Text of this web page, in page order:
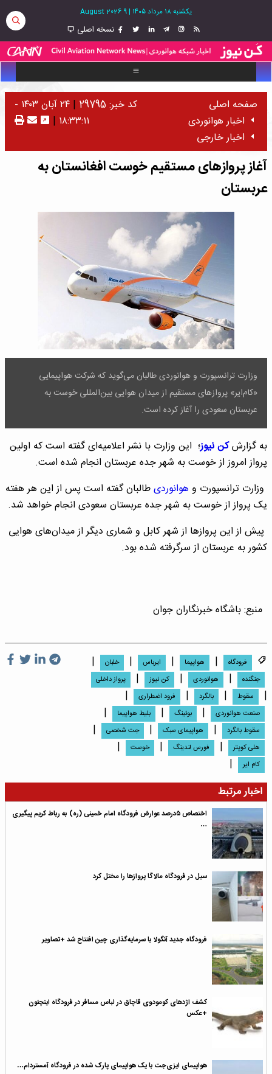
یکشنبه ۱۸ مرداد ۱۴۰۵ |
9 August 2026
نسخه اصلی
صفحه اصلی
اخبار هوانوردی
اخبار خارجی
کد خبر: 29795 |
۲۴ آبان ۱۴۰۳ -
۱۸:۳۳:۱۱ |
آغاز پروازهای مستقیم خوست افغانستان به
عربستان
وزارت ترانسپورت و هوانوردی طالبان می‌گوید که شرکت هواپیمایی
«کام‌ایر» پروازهای مستقیم از میدان هوایی بین‌المللی خوست به
عربستان سعودی را آغاز کرده است.
به گزارشکن نیوز؛ این وزارت با نشر اعلامیه‌‌ای گفته است که اولین
پرواز امروز از خوست به شهر جده عربستان انجام شده است.
وزارت ترانسپورت و هوانوردیطالبان گفته است پس از این هر هفته
یک پرواز از خوست به شهر جده عربستان سعودی انجام خواهد شد.
پیش از این پروازها از شهر کابل و شماری دیگر از میدان‌های هوایی
کشور به عربستان از سرگرفته شده بود.
منبع:باشگاه خبرنگاران جوان
فرودگاه | هواپیما | ایرباس | خلبان |
جنگنده | هوانوردی | کن نیوز | پرواز داخلی
| سقوط | بالگرد | فرود اضطراری |
صنعت هوانوردی | بوئینگ | بلیط هواپیما |
سقوط بالگرد | هواپیمای سبک | جت شخصی |
هلی کوپتر | فورس لندینگ | خوست |
کام ایر
|
اخبار مرتبط
اختصاص ۵درصد عوارض فرودگاه امام خمینی (ره) به رباط کریم پیگیری
…
سیل در فرودگاه مالاگا پروازها را مختل کرد
فرودگاه جدید آنگولا با سرمایه‌گذاری چین افتتاح شد +تصاویر
کشف اژدهای کومودوی قاچاق در لباس مسافر در فرودگاه اینچئون
+عکس
هواپیمای ایزی‌جت با یک هواپیمای پارک شده در فرودگاه آمستردام…